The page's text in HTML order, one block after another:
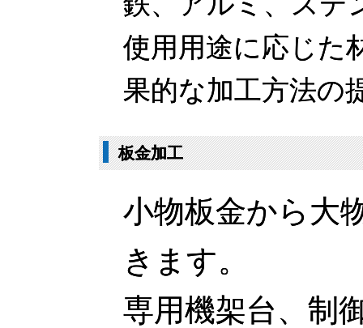
使用用途に応じた
果的な加工方法の
板金加工
小物板金から大
きます。
専用機架台、制